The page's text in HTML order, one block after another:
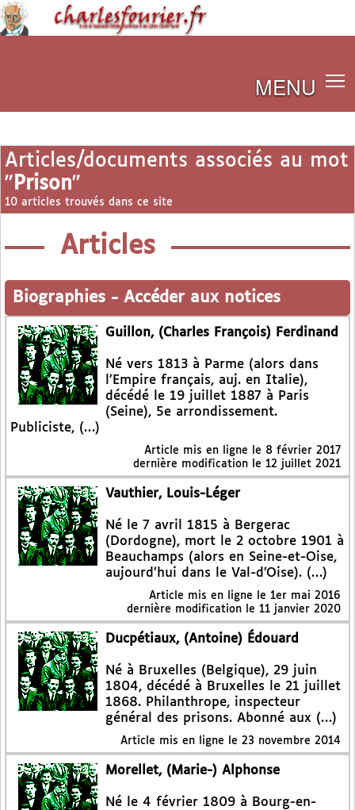
MENU
Articles/documents associés au mot
" Prison"
10 articles trouvés dans ce site
Articles
Biographies - Accéder aux notices
Guillon, (Charles François) Ferdinand
Né vers 1813 à Parme (alors dans
l’Empire français, auj. en Italie),
décédé le 19 juillet 1887 à Paris
(Seine), 5e arrondissement.
Publiciste, (…)
Article mis en ligne le 8 février 2017
dernière modification le 12 juillet 2021
Vauthier, Louis-Léger
Né le 7 avril 1815 à Bergerac
(Dordogne), mort le 2 octobre 1901 à
Beauchamps (alors en Seine-et-Oise,
aujourd’hui dans le Val-d’Oise). (…)
Article mis en ligne le 1er mai 2016
dernière modification le 11 janvier 2020
Ducpétiaux, (Antoine) Édouard
Né à Bruxelles (Belgique), 29 juin
1804, décédé à Bruxelles le 21 juillet
1868. Philanthrope, inspecteur
général des prisons. Abonné aux (…)
Article mis en ligne le 23 novembre 2014
Morellet, (Marie-) Alphonse
Né le 4 février 1809 à Bourg-en-